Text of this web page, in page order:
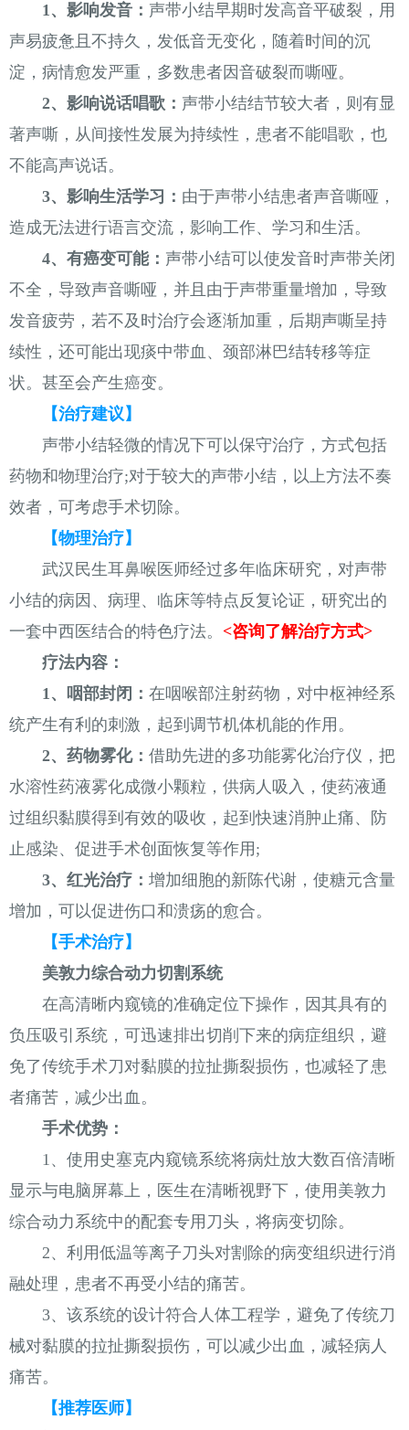
1、影响发音： 声带小结早期时发高音平破裂，用
声易疲惫且不持久，发低音无变化，随着时间的沉
淀，病情愈发严重，多数患者因音破裂而嘶哑。
2、影响说话唱歌： 声带小结结节较大者，则有显
著声嘶，从间接性发展为持续性，患者不能唱歌，也
不能高声说话。
3、影响生活学习： 由于声带小结患者声音嘶哑，
造成无法进行语言交流，影响工作、学习和生活。
4、有癌变可能： 声带小结可以使发音时声带关闭
不全，导致声音嘶哑，并且由于声带重量增加，导致
发音疲劳，若不及时治疗会逐渐加重，后期声嘶呈持
续性，还可能出现痰中带血、颈部淋巴结转移等症
状。甚至会产生癌变。
【治疗建议】
声带小结轻微的情况下可以保守治疗，方式包括
药物和物理治疗;对于较大的声带小结，以上方法不奏
效者，可考虑手术切除。
【物理治疗】
武汉民生耳鼻喉医师经过多年临床研究，对声带
小结的病因、病理、临床等特点反复论证，研究出的
一套中西医结合的特色疗法。 <咨询了解治疗方式>
疗法内容：
1、咽部封闭： 在咽喉部注射药物，对中枢神经系
统产生有利的刺激，起到调节机体机能的作用。
2、药物雾化： 借助先进的多功能雾化治疗仪，把
水溶性药液雾化成微小颗粒，供病人吸入，使药液通
过组织黏膜得到有效的吸收，起到快速消肿止痛、防
止感染、促进手术创面恢复等作用;
3、红光治疗： 增加细胞的新陈代谢，使糖元含量
增加，可以促进伤口和溃疡的愈合。
【手术治疗】
美敦力综合动力切割系统
在高清晰内窥镜的准确定位下操作，因其具有的
负压吸引系统，可迅速排出切削下来的病症组织，避
免了传统手术刀对黏膜的拉扯撕裂损伤，也减轻了患
者痛苦，减少出血。
手术优势：
1、使用史塞克内窥镜系统将病灶放大数百倍清晰
显示与电脑屏幕上，医生在清晰视野下，使用美敦力
综合动力系统中的配套专用刀头，将病变切除。
2、利用低温等离子刀头对割除的病变组织进行消
融处理，患者不再受小结的痛苦。
3、该系统的设计符合人体工程学，避免了传统刀
械对黏膜的拉扯撕裂损伤，可以减少出血，减轻病人
痛苦。
【推荐医师】